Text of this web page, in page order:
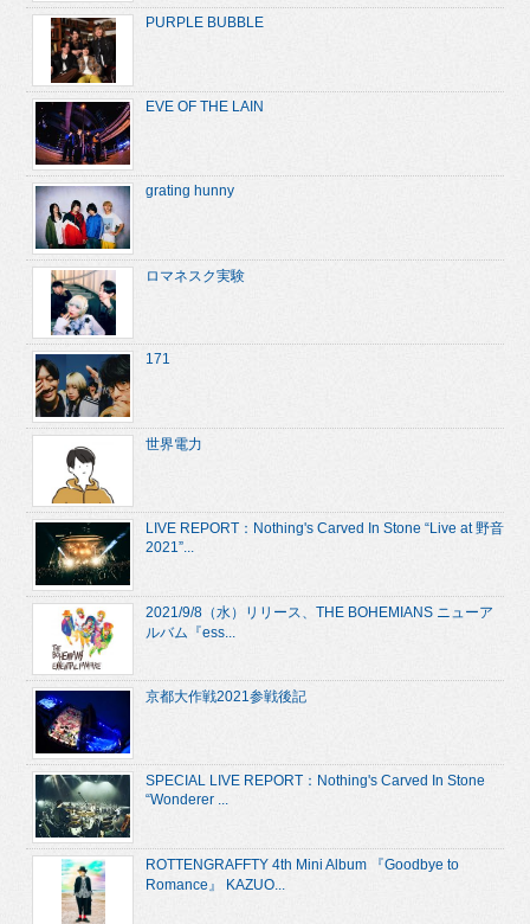
PURPLE BUBBLE
EVE OF THE LAIN
grating hunny
ロマネスク実験
171
世界電力
LIVE REPORT：Nothing's Carved In Stone “Live at 野音
2021”...
2021/9/8（水）リリース、THE BOHEMIANS ニューア
ルバム『ess...
京都大作戦2021参戦後記
SPECIAL LIVE REPORT：Nothing's Carved In Stone
“Wonderer ...
ROTTENGRAFFTY 4th Mini Album 『Goodbye to
Romance』 KAZUO...